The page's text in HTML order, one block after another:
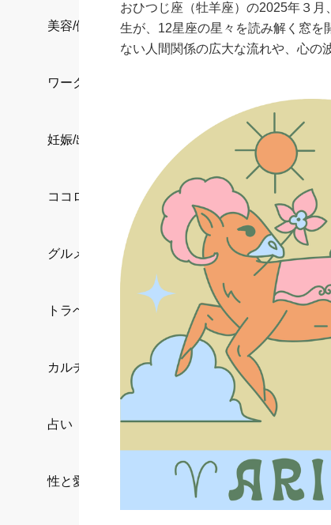
美容/健康
ワークスタイル
妊娠/出産/家族
ココロ/カラダ
グルメ
トラベル
カルチャー/エンタメ
占い
性と愛
おひつじ座（牡羊座）の2025年３
生が、12星座の星々を読み解く窓を
ない人間関係の広大な流れや、心の